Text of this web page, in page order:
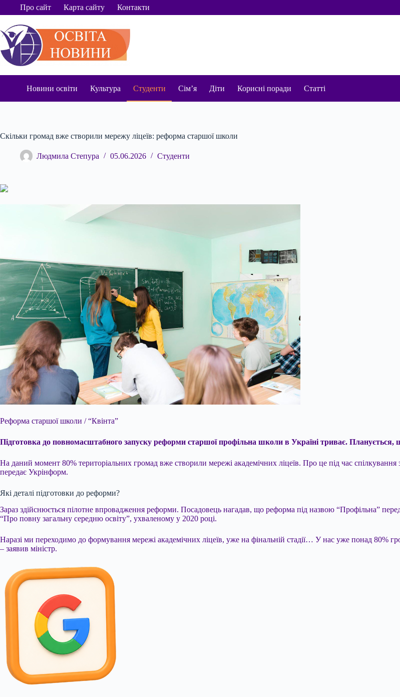
ПерейтиПро сайт Карта сайту Контакти
Новини освіти Культура Студенти Сім’я Діти Корисні поради Статті
Скільки громад вже створили мережу ліцеїв: реформа старшої школи
Людмила Степура 05.06.2026 Студенти
Реформа старшої школи / “Квінта”
Підготовка до повномасштабного запуску реформи старшої профільна школи в Україні триває. Планується,
На даний момент 80% територіальних громад вже створили мережі академічних ліцеїв. Про це під час
передає Укрінформ.
Які деталі підготовки до реформи?
Зараз здійснюється пілотне впровадження реформи. Посадовець нагадав, що реформа під назвою “Профільна”
“Про повну загальну середню освіту”, ухваленому у 2020 році.
Наразі ми переходимо до формування мережі академічних ліцеїв, уже на фінальній стадії… У нас уже понад 80%
– заявив міністр.